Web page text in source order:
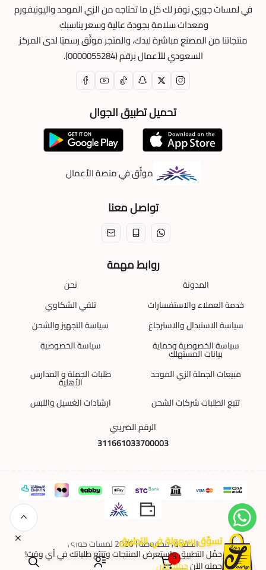
في لمسات جوري نوفر لك كل ما تحتاجه من الزي الموحد واليونيفورم
ومعدات سلامة بجودة عالية وسعر يناسبك
منتجاتنا من المصنع مباشرة ليدك، والمتجر موثّق رسميًا لدى المركز
السعودي للأعمال برقم (0000055284).
تحميل تطبيق الجوال
موثّق في منصة الأعمال
تواصل معنا
روابط مهمة
المدونة
نحن
خدمة العملاء والاستفسارات
تلقي الشكاوي
سياسة الاستبدال والاسترجاع
سياسة التجهيز والشحن
سياسة الخصوصية وحماية
بيانات المستهلك
سياسة الخصوصية
مبيعات الجملة الزي الموحد
طلبات الجملة و المدارس
الأهلية
تتبع الطلبات شركات الشحن
ارشادات الغسيل واللبس
الرقم الضريبي
311661033700003
الحقوق محفوظة | 2026 لمسات جوري
٠
تسوَّق بسهولة في التطبيق
حمِّل التطبيق واستعرض المنتجات وتتبّع طلباتك في أي وقت!
حمله الآنحمله الآن